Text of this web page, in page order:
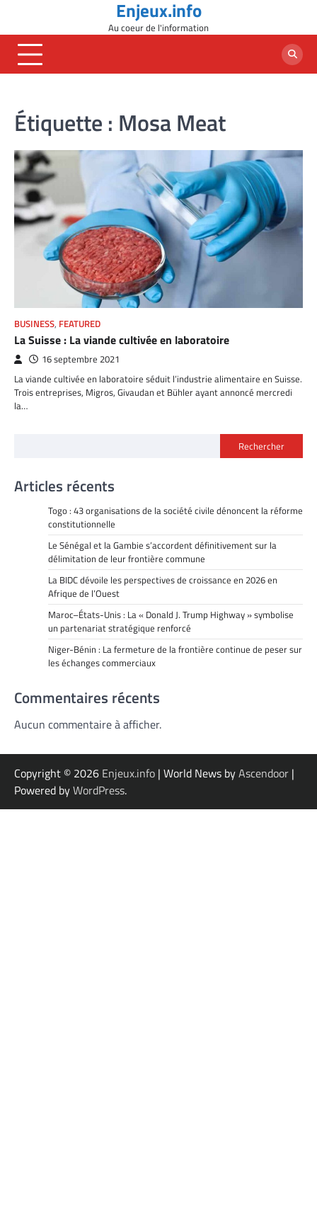
content
Enjeux.info
Au coeur de l'information
Étiquette : Mosa Meat
BUSINESS, FEATURED
La Suisse : La viande cultivée en laboratoire
16 septembre 2021
La viande cultivée en laboratoire séduit l’industrie alimentaire en Suisse.
Trois entreprises, Migros, Givaudan et Bühler ayant annoncé mercredi
la…
Rechercher
Articles récents
Togo : 43 organisations de la société civile dénoncent la réforme
constitutionnelle
Le Sénégal et la Gambie s’accordent définitivement sur la
délimitation de leur frontière commune
La BIDC dévoile les perspectives de croissance en 2026 en
Afrique de l’Ouest
Maroc–États-Unis : La « Donald J. Trump Highway » symbolise
un partenariat stratégique renforcé
Niger-Bénin : La fermeture de la frontière continue de peser sur
les échanges commerciaux
Commentaires récents
Aucun commentaire à afficher.
Copyright © 2026 Enjeux.info | World News byAscendoor |
Powered byWordPress.